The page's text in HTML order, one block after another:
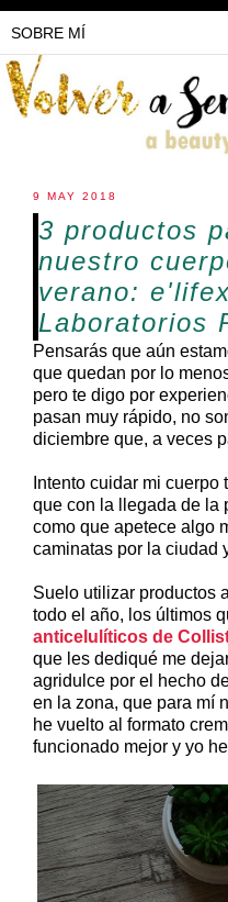
9 MAY 2018
3 productos
nuestro
verano:
Laboratorios
Pensarás que aún
que quedan por lo
pero te digo por
pasan muy rápido, no
diciembre que, a veces
Intento cuidar mi
que con la llegada de la
como que apetece algo
caminatas por la ciudad
Suelo utilizar productos
todo el año, los últimos
anticelulíticos de
que les dediqué me
agridulce por el hecho
en la zona, que para mí
he vuelto al formato
funcionado mejor y yo